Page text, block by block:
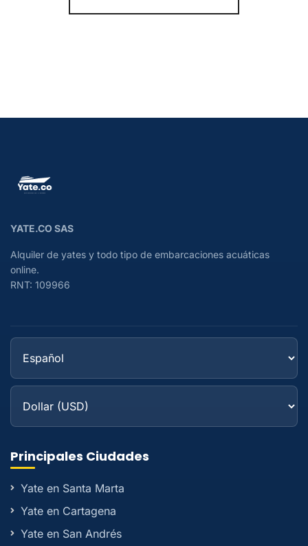
YATE.CO SAS
Alquiler de yates y todo tipo de embarcaciones acuáticas
online.
RNT: 109966
Principales Ciudades
Yate en Santa Marta
Yate en Cartagena
Yate en San Andrés